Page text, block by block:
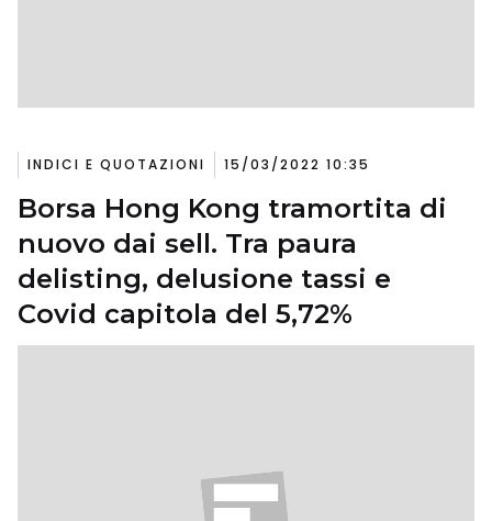
INDICI E QUOTAZIONI 15/03/2022 10:35
Borsa Hong Kong tramortita di
nuovo dai sell. Tra paura
delisting, delusione tassi e
Covid capitola del 5,72%